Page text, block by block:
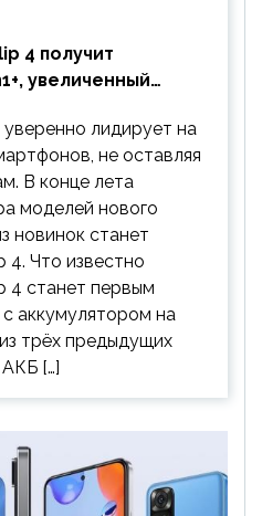
4 получит
увеличенный
лидирует на
не оставляя
В конце лета
моделей нового
новинок станет
4. Что известно
4 станет первым
аккумулятором на
трёх предыдущих
[…]